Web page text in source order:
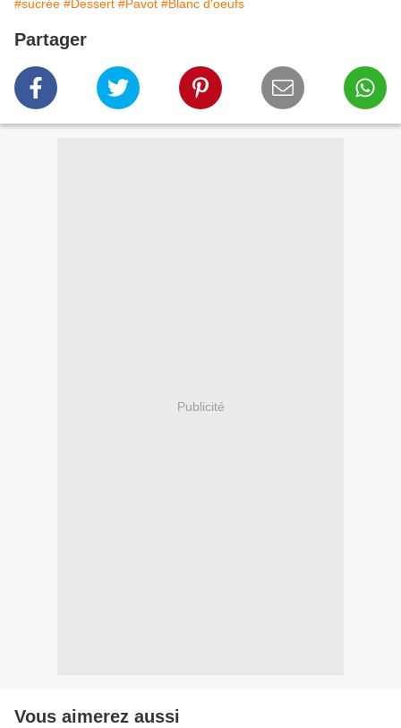
#sucrée #Dessert #Pavot #Blanc d'oeufs
Partager
Publicité
Vous aimerez aussi